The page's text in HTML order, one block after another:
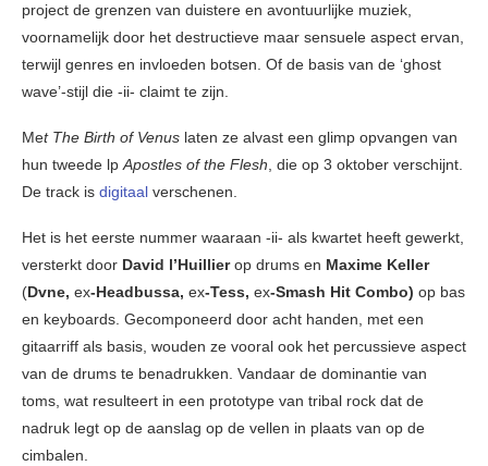
project de grenzen van duistere en avontuurlijke muziek,
voornamelijk door het destructieve maar sensuele aspect ervan,
terwijl genres en invloeden botsen. Of de basis van de ‘ghost
wave’-stijl die -ii- claimt te zijn.
Met The Birth of Venus laten ze alvast een glimp opvangen van
hun tweede lpApostles of the Flesh, die op 3 oktober verschijnt.
De track is digitaal verschenen.
Het is het eerste nummer waaraan -ii- als kwartet heeft gewerkt,
versterkt door David l’Huillierop drums en Maxime Keller
(Dvne, ex-Headbussa, ex-Tess, ex-Smash Hit Combo) op bas
en keyboards. Gecomponeerd door acht handen, met een
gitaarriff als basis, wouden ze vooral ook het percussieve aspect
van de drums te benadrukken. Vandaar de dominantie van
toms, wat resulteert in een prototype van tribal rock dat de
nadruk legt op de aanslag op de vellen in plaats van op de
cimbalen.